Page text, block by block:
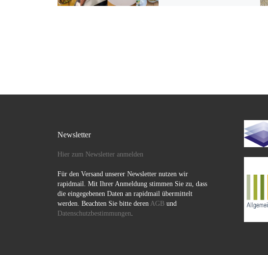
Newsletter
Hier zum Newsletter anmelden
Für den Versand unserer Newsletter nutzen wir
rapidmail. Mit Ihrer Anmeldung stimmen Sie zu, dass
die eingegebenen Daten an rapidmail übermittelt
werden. Beachten Sie bitte deren AGB und
Datenschutzbestimmungen.